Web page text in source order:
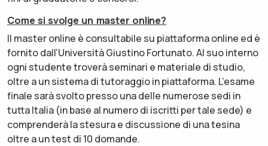
Come si svolge un master online?
Il master online è consultabile su piattaforma online ed è
fornito dall’Università Giustino Fortunato. Al suo interno
ogni studente troverà seminari e materiale di studio,
oltre a un sistema di tutoraggio in piattaforma. L’esame
finale sarà svolto presso una delle numerose sedi in
tutta Italia (in base al numero di iscritti per tale sede) e
comprenderà la stesura e discussione di una tesina
oltre a un test di 10 domande.